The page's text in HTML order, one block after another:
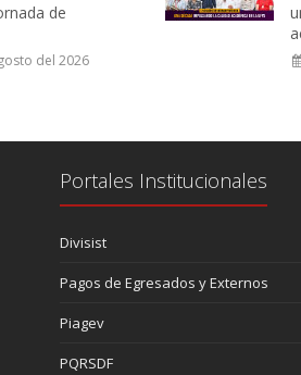
de
del 2026
Portales Institucionales
Divisist
Pagos de Egresados y Externos
Piagev
PQRSDF